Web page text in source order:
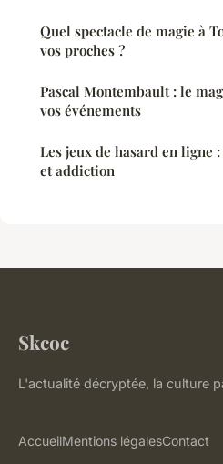
Quel spectacle de magie à
vos proches ?
Pascal Montembault : le
vos événements
Les jeux de hasard en ligne
et addiction
Skcoc
L'actualité décryptée, la culture
AccueilMentions légalesContact